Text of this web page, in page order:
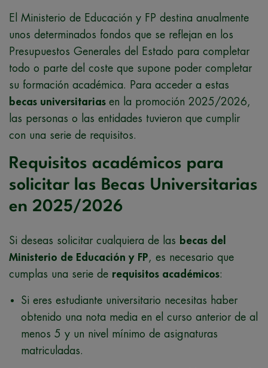
El Ministerio de Educación y FP destina anualmente
unos determinados fondos que se reflejan en los
Presupuestos Generales del Estado para completar
todo o parte del coste que supone poder completar
su formación académica. Para acceder a estas
becas universitarias en la promoción 2025/2026,
las personas o las entidades tuvieron que cumplir
con una serie de requisitos.
Requisitos académicos para
solicitar las Becas Universitarias
en 2025/2026
Si deseas solicitar cualquiera de las becas del
Ministerio de Educación y FP, es necesario que
cumplas una serie de requisitos académicos:
Si eres estudiante universitario necesitas haber
obtenido una nota media en el curso anterior de al
menos 5 y un nivel mínimo de asignaturas
matriculadas.